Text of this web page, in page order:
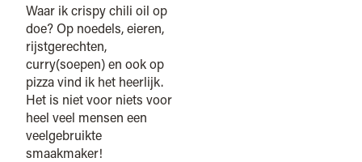
Waar ik crispy chili oil op
doe? Op noedels, eieren,
rijstgerechten,
curry(soepen) en ook op
pizza vind ik het heerlijk.
Het is niet voor niets voor
heel veel mensen een
veelgebruikte
smaakmaker!